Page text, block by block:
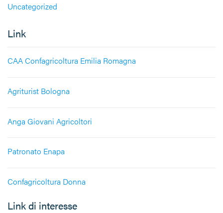
Uncategorized
Link
CAA Confagricoltura Emilia Romagna
Agriturist Bologna
Anga Giovani Agricoltori
Patronato Enapa
Confagricoltura Donna
Link di interesse